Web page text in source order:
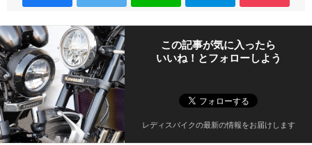
この記事が気に入ったら
いいね！とフォローしよう
レディスバイクの最新の情報をお届けします